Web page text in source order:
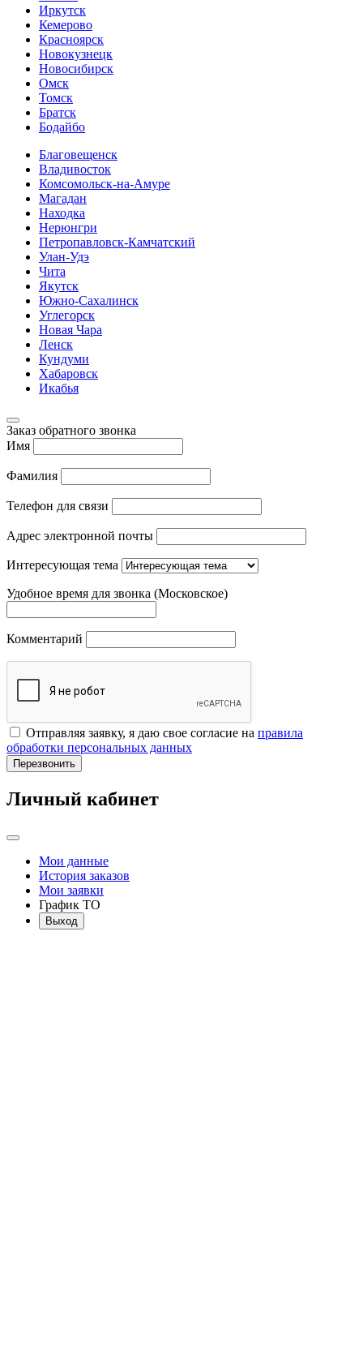
Иркутск
Кемерово
Красноярск
Новокузнецк
Новосибирск
Омск
Томск
Братск
Бодайбо
Благовещенск
Владивосток
Комсомольск-на-Амуре
Магадан
Находка
Нерюнгри
Петропавловск-Камчатский
Улан-Удэ
Чита
Якутск
Южно-Сахалинск
Углегорск
Новая Чара
Ленск
Кундуми
Хабаровск
Икабья
Заказ обратного звонка
Имя
Фамилия
Телефон для связи
Адрес электронной почты
Интересующая тема
Удобное время для звонка (Московское)
Комментарий
Отправляя заявку, я даю свое согласие на правила
обработки персональных данных
Перезвонить
Личный кабинет
Мои данные
История заказов
Мои заявки
График ТО
Выход